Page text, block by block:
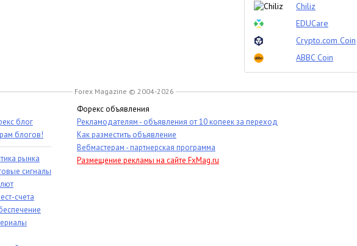
Chiliz
EDUCare
Crypto.com Coin
ABBC Coin
Forex Magazine © 2004-2026
блог
блогов!
рынка
сигналы
счета
Форекс объявления
Рекламодателям - объявления от 10 копеек за переход
Как разместить объявление
Вебмастерам - партнерская программа
Размещение рекламы на сайте FxMag.ru